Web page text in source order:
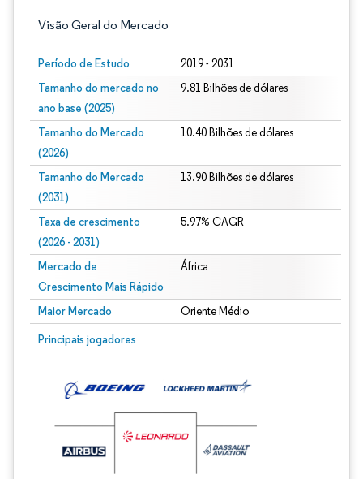
Visão Geral do Mercado
Período de Estudo 2019 - 2031
Tamanho do mercado no
ano base (2025)
9.81 Bilhões de dólares
Tamanho do Mercado
(2026)
10.40 Bilhões de dólares
Tamanho do Mercado
(2031)
13.90 Bilhões de dólares
Taxa de crescimento
(2026 - 2031)
5.97% CAGR
Mercado de
Crescimento Mais Rápido
África
Maior Mercado Oriente Médio
Principais jogadores
Imagem © Mordor Intelligence. O reuso requer atribuição conforme CC BY 4.0.